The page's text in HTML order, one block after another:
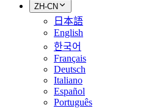
ZH-CN
日本語
English
한국어
Français
Deutsch
Italiano
Español
Português